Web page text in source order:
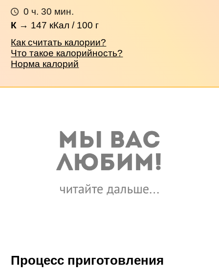
0 ч. 30 мин.
К → 147 кКал / 100 г
Как считать калории?
Что такое калорийность?
Норма калорий
Процесс приготовления